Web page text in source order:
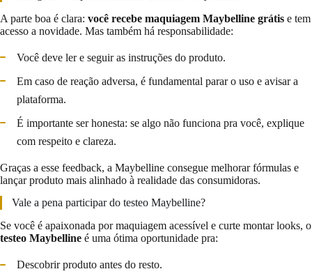
A parte boa é clara: você recebe maquiagem Maybelline grátis e tem
acesso a novidade. Mas também há responsabilidade:
Você deve ler e seguir as instruções do produto.
Em caso de reação adversa, é fundamental parar o uso e avisar a
plataforma.
É importante ser honesta: se algo não funciona pra você, explique
com respeito e clareza.
Graças a esse feedback, a Maybelline consegue melhorar fórmulas e
lançar produto mais alinhado à realidade das consumidoras.
Vale a pena participar do testeo Maybelline?
Se você é apaixonada por maquiagem acessível e curte montar looks, o
testeo Maybelline é uma ótima oportunidade pra:
Descobrir produto antes do resto.